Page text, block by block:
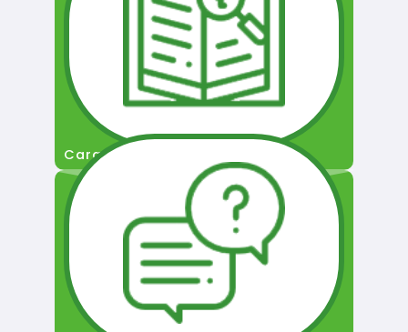
Cara Permohonan